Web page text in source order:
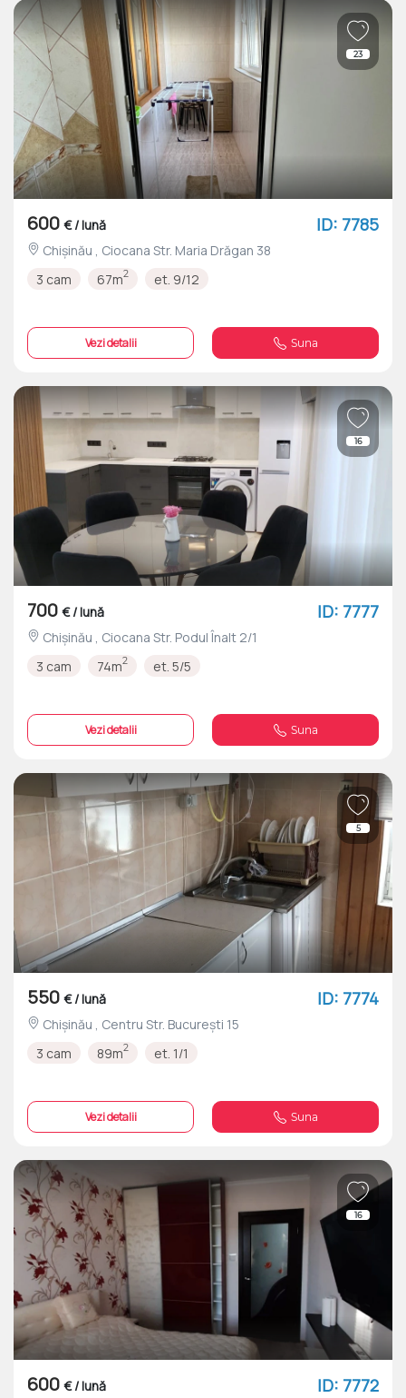
23
600 € / lună ID: 7785
Chișinău , Ciocana Str. Maria Drăgan 38
3 cam
67m2 et. 9/12
Vezi detalii Suna
16
700 € / lună ID: 7777
Chișinău , Ciocana Str. Podul Înalt 2/1
3 cam
74m2 et. 5/5
Vezi detalii Suna
5
550 € / lună ID: 7774
Chișinău , Centru Str. București 15
3 cam
89m2 et. 1/1
Vezi detalii Suna
16
600 € / lună ID: 7772